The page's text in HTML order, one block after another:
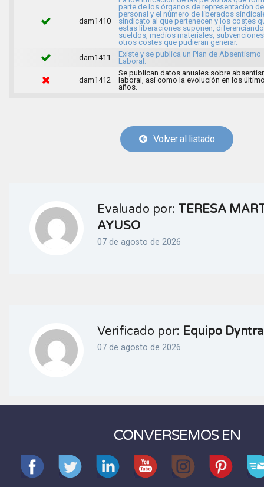
dam1410
parte de los órganos de representación
personal y el número de liberados
sindicato al que pertenecen y los costes
estas liberaciones suponen, diferenciando
sueldos, medios materiales,
otros costes que pudieran generar.
dam1411
Existe y se publica un Plan de Absentismo
Laboral.
dam1412
Se publican datos anuales sobre
laboral, así como la evolución en los
años.
Volver al listado
Evaluado por: TERESA
AYUSO
07 de agosto de 2026
Verificado por: Equipo Dyntra
07 de agosto de 2026
CONVERSEMOS EN